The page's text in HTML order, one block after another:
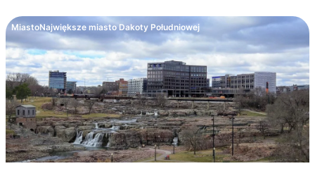
MiastoNajwiększe miasto Dakoty Południowej